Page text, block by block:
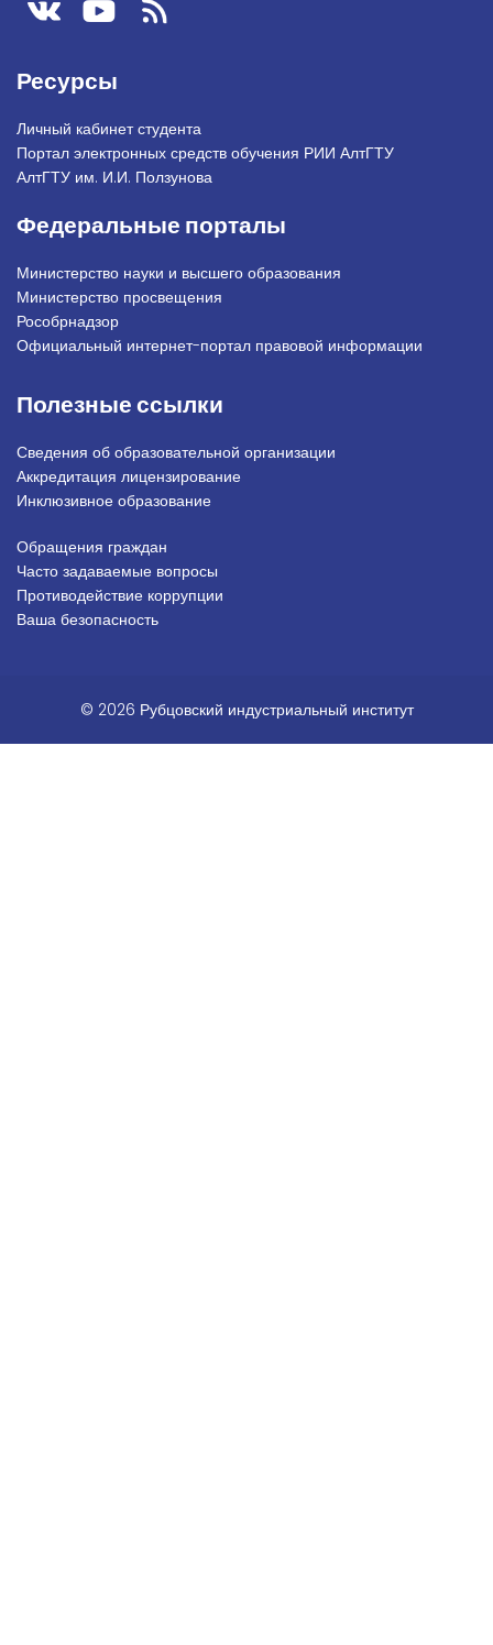
Ресурсы
Личный кабинет студента
Портал электронных средств обучения РИИ АлтГТУ
АлтГТУ им. И.И. Ползунова
Федеральные порталы
Министерство науки и высшего образования
Министерство просвещения
Рособрнадзор
Официальный интернет-портал правовой информации
Полезные ссылки
Сведения об образовательной организации
Аккредитация лицензирование
Инклюзивное образование
Подвал_право
Обращения граждан
Часто задаваемые вопросы
Противодействие коррупции
Ваша безопасность
© 2026 Рубцовский индустриальный институт